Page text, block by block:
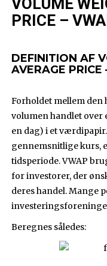
VOLUME
PRICE –
DEFINITION AF
AVERAGE PRICE
Forholdet mellem
volumen handlet over
en dag) i et
gennemsnitlige kurs,
tidsperiode. VWAP
for investorer, der
deres handel. Mange
Beregnes således: